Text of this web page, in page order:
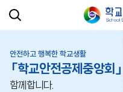
안전하고 행복한 학교생활
「학교안전공제중앙회」
함께합니다.